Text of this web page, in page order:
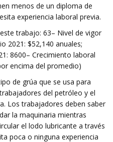
menos de un diploma de
experiencia laboral previa.
trabajo: 63– Nivel de vigor
2021: $52,140 anuales;
8600– Crecimiento laboral
encima del promedio)
de grúa que se usa para
del petróleo y el
Los trabajadores deben saber
la maquinaria mientras
el lodo lubricante a través
poca o ninguna experiencia